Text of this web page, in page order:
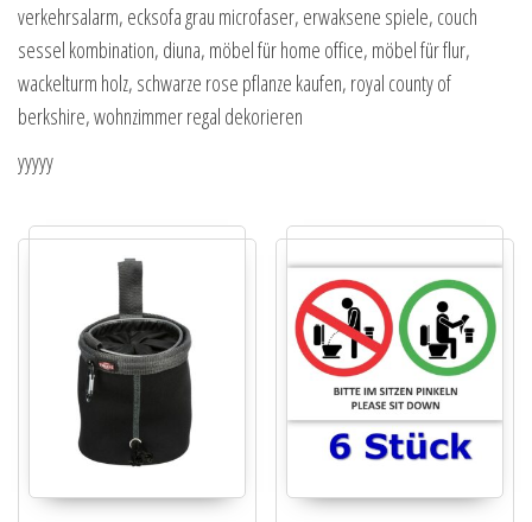
verkehrsalarm, ecksofa grau microfaser, erwaksene spiele, couch
sessel kombination, diuna, möbel für home office, möbel für flur,
wackelturm holz, schwarze rose pflanze kaufen, royal county of
berkshire, wohnzimmer regal dekorieren
yyyyy